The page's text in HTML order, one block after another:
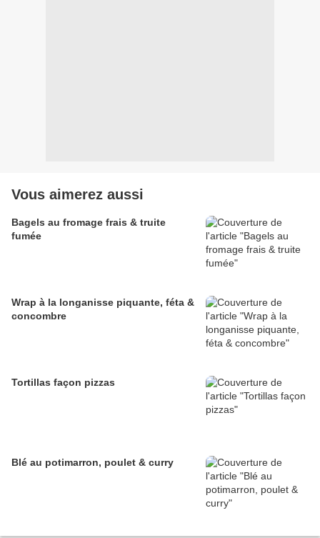
Vous aimerez aussi
Bagels au fromage frais & truite
fumée
Wrap à la longanisse piquante, féta &
concombre
Tortillas façon pizzas
Blé au potimarron, poulet & curry